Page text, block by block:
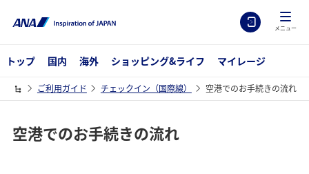
メニュー
トップ 国内 海外 ショッピング&ライフ マイレージ
ご利用ガイド チェックイン（国際線） 空港でのお手続きの流れ
空港でのお手続きの流れ